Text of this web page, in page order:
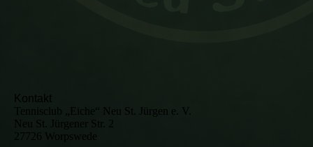
Kontakt
Tennisclub „Eiche“ Neu St. Jürgen e. V.
Neu St. Jürgener Str. 2
27726 Worpswede